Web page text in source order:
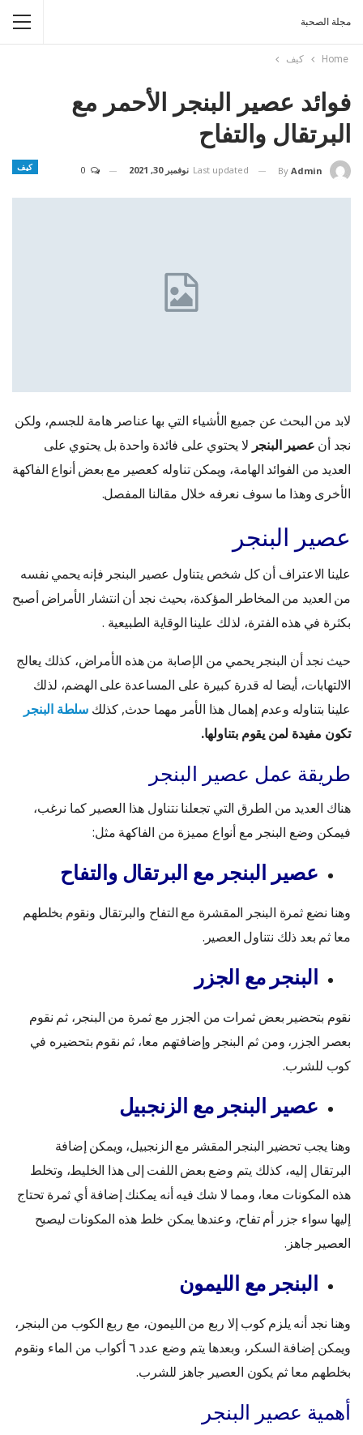
مجلة الصحبة
Home كيف
فوائد عصير البنجر الأحمر مع
البرتقال والتفاح
كيف By Admin
Last updated نوفمبر 30, 2021
لابد من البحث عن جميع الأشياء التي بها عناصر هامة للجسم، ولكن
نجد أن عصير البنجر لا يحتوي على فائدة واحدة بل يحتوي على
العديد من الفوائد الهامة، ويمكن تناوله كعصير مع بعض أنواع الفاكهة
الأخرى وهذا ما سوف نعرفه خلال مقالنا المفصل.
عصير البنجر
علينا الاعتراف أن كل شخص يتناول عصير البنجر فإنه يحمي نفسه
من العديد من المخاطر المؤكدة، بحيث نجد أن انتشار الأمراض أصبح
بكثرة في هذه الفترة، لذلك علينا الوقاية الطبيعية .
حيث نجد أن البنجر يحمي من الإصابة من هذه الأمراض، كذلك يعالج
الالتهابات، أيضا له قدرة كبيرة على المساعدة على الهضم، لذلك
علينا بتناوله وعدم إهمال هذا الأمر مهما حدث, كذلك سلطة البنجر
تكون مفيدة لمن يقوم بتناولها.
طريقة عمل عصير البنجر
هناك العديد من الطرق التي تجعلنا نتناول هذا العصير كما نرغب،
فيمكن وضع البنجر مع أنواع مميزة من الفاكهة مثل:
عصير البنجر مع البرتقال والتفاح
وهنا نضع ثمرة البنجر المقشرة مع التفاح والبرتقال ونقوم بخلطهم
معا ثم بعد ذلك نتناول العصير.
البنجر مع الجزر
نقوم بتحضير بعض ثمرات من الجزر مع ثمرة من البنجر، ثم نقوم
بعصر الجزر، ومن ثم البنجر وإضافتهم معا، ثم نقوم بتحضيره في
كوب للشرب.
عصير البنجر مع الزنجبيل
وهنا يجب تحضير البنجر المقشر مع الزنجبيل، ويمكن إضافة
البرتقال إليه، كذلك يتم وضع بعض اللفت إلى هذا الخليط، وتخلط
هذه المكونات معا، ومما لا شك فيه أنه يمكنك إضافة أي ثمرة تحتاج
إليها سواء جزر أم تفاح، وعندها يمكن خلط هذه المكونات ليصبح
العصير جاهز.
البنجر مع الليمون
وهنا نجد أنه يلزم كوب إلا ربع من الليمون، مع ربع الكوب من البنجر،
ويمكن إضافة السكر، وبعدها يتم وضع عدد ٦ أكواب من الماء ونقوم
بخلطهم معا ثم يكون العصير جاهز للشرب.
أهمية عصير البنجر